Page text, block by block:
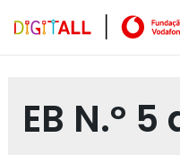
EB N.º